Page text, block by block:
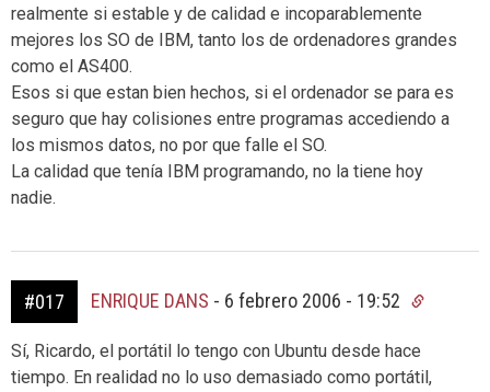
realmente si estable y de calidad e incoparablemente
mejores los SO de IBM, tanto los de ordenadores grandes
como el AS400.
Esos si que estan bien hechos, si el ordenador se para es
seguro que hay colisiones entre programas accediendo a
los mismos datos, no por que falle el SO.
La calidad que tenía IBM programando, no la tiene hoy
nadie.
#017 ENRIQUE DANS - 6 febrero 2006 - 19:52
Sí, Ricardo, el portátil lo tengo con Ubuntu desde hace
tiempo. En realidad no lo uso demasiado como portátil,